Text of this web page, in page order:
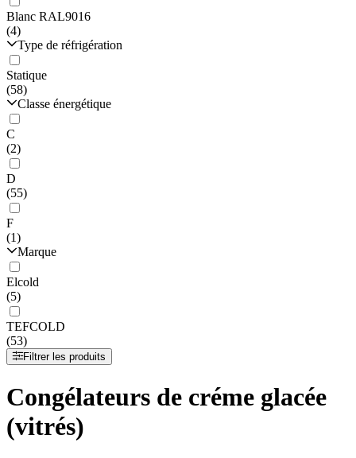
Blanc RAL9016
(4)
Type de réfrigération
Statique
(58)
Classe énergétique
C
(2)
D
(55)
F
(1)
Marque
Elcold
(5)
TEFCOLD
(53)
Filtrer les produits
Congélateurs de créme glacée
(vitrés)